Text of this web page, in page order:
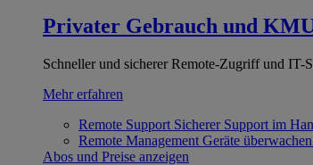
Privater Gebrauch und
Schneller und sicherer Remote-Zugriff und IT-
Mehr erfahren
Remote Support Sicherer Support im
Remote Management Geräte
Abos und Preise anzeigen